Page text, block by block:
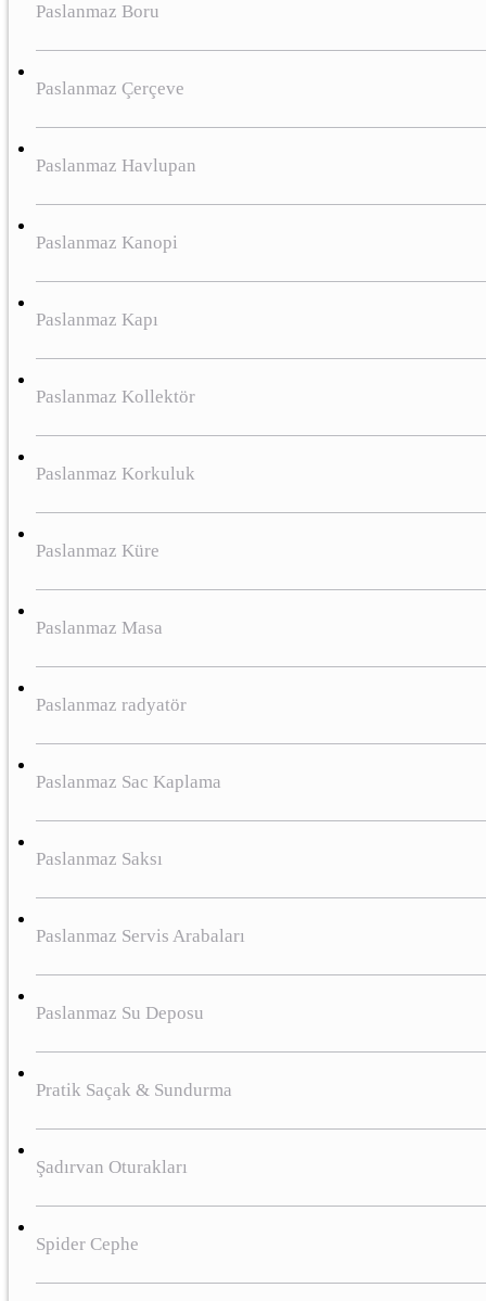
Paslanmaz Boru
Paslanmaz Çerçeve
Paslanmaz Havlupan
Paslanmaz Kanopi
Paslanmaz Kapı
Paslanmaz Kollektör
Paslanmaz Korkuluk
Paslanmaz Küre
Paslanmaz Masa
Paslanmaz radyatör
Paslanmaz Sac Kaplama
Paslanmaz Saksı
Paslanmaz Servis Arabaları
Paslanmaz Su Deposu
Pratik Saçak & Sundurma
Şadırvan Oturakları
Spider Cephe